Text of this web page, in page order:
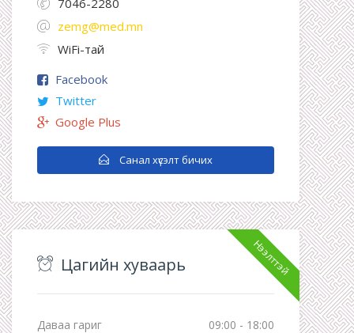
zemg@med.mn
WiFi-тай
Facebook
Twitter
Google Plus
Санал хүсэлт бичих
Нээлттэй
Цагийн хуваарь
Даваа гариг
09:00 - 18:00